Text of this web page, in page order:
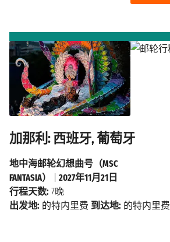
加那利: 西班牙, 葡萄牙
地中海邮轮幻想曲号（MSC
FANTASIA）
2027年11月21日
行程天数: 7晚
出发地: 的特内里费 到达地: 的特内里费